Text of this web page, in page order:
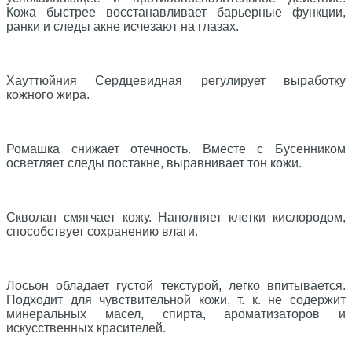
Кожа быстрее восстанавливает барьерные функции,
ранки и следы акне исчезают на глазах.
Хауттюйния Сердцевидная регулирует выработку
кожного жира.
Ромашка снижает отечность. Вместе с Бусенником
осветляет следы постакне, выравнивает тон кожи.
Скволан смягчает кожу. Наполняет клетки кислородом,
способствует сохранению влаги.
Лосьон обладает густой текстурой, легко впитывается.
Подходит для чувствительной кожи, т. к. не содержит
минеральных масел, спирта, ароматизаторов и
искусственных красителей.